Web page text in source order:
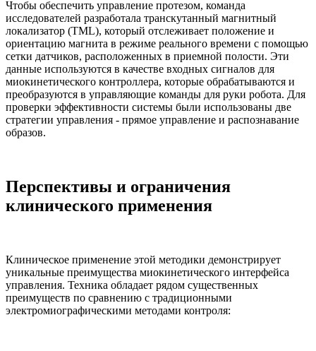
Чтобы обеспечить управление протезом, команда
исследователей разработала транскутанный магнитный
локализатор (TML), который отслеживает положение и
ориентацию магнита в режиме реального времени с помощью
сетки датчиков, расположенных в приемной полости. Эти
данные используются в качестве входных сигналов для
миокинетического контроллера, которые обрабатываются и
преобразуются в управляющие команды для руки робота. Для
проверки эффективности системы были использованы две
стратегии управления - прямое управление и распознавание
образов.
Перспективы и ограничения
клинического применения
Клиническое применение этой методики демонстрирует
уникальные преимущества миокинетического интерфейса
управления. Техника обладает рядом существенных
преимуществ по сравнению с традиционными
электромиографическими методами контроля: